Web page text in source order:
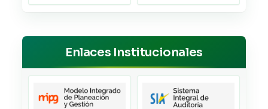
Enlaces Institucionales